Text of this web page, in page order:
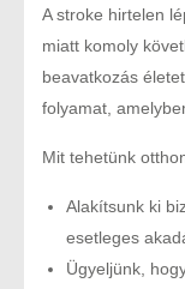
A stroke hirtelen
miatt komoly
beavatkozás
folyamat,
Mit tehetünk
Alakítsunk ki
esetleges
Ügyeljünk,